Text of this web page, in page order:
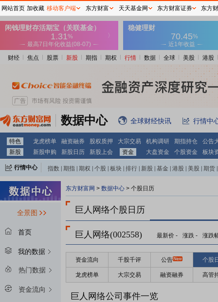
财经 焦点 股票 新股 期指 期权 行情 数据 全球 美股 港股
数据中心 全球财经快讯 行情中
特色 龙虎榜单 融资融券 股权质押 大宗交易 机构调研 期指持仓
公告
新股
新股申购 新股日历 新股上会 资金 大盘资金 个股资金 板块
行情中心 指数 期指 期权 个股 板块 排行 新股 基金 港股 美股 期货
全景图
首页
我的数据
热门数据
资金流向
东方财富网 > 数据中心 > 个股日历
巨人网络个股日历
巨人网络(002558) 最新价 - 涨跌 - 涨跌
资金流向 千股千评 公告 个股
龙虎榜单 大宗交易 融资融券 高管
巨人网络公司事件一览
2026-08-27
预约披露日：
网站首页 加收藏 移动客户端 东方财富 天天基金网 东方财富证券 东方